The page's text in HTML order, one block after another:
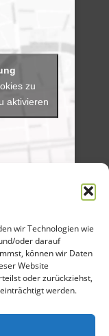
wir Technologien wie
oder darauf
können wir Daten
Website
oder zurückziehst,
werden.
zu
aktivieren